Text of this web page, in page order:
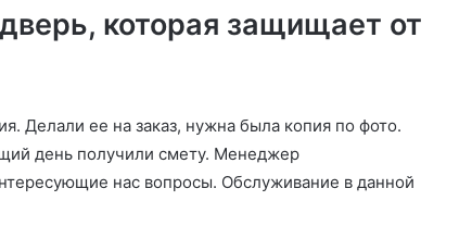
которая защищает от
Делали ее на заказ, нужна была копия по фото.
день получили смету. Менеджер
нас вопросы. Обслуживание в данной